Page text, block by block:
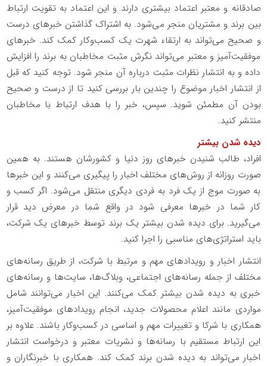
صادقانه و معتبر اعتماد بیشتری دارند و این اعتماد به تقویت ارتباط
بین برند و مشتریان منجر می‌شود. به اشتراک گذاشتن خبرهای درست
و صحیح می‌تواند به ارتقاء شهرت یک کسب‌وکار کمک کند. خبرهای
موفقیت‌آمیز و معتبر می‌تواند نگرش مثبت مخاطبان به برند را افزایش
داده و به انتشار نظرات مثبت درباره آن منجر شود. توجه کنید که قبل
از انتشار اخبار موضوع را چندین بار بررسی کنید تا از درست و صحیح
بودن آن مطمئن شوید. سپس، خبر را با هدف ارتباط با مخاطبان
منتشر کنید.
دیده شدن بیشتر
افراد، طالب شنیدن خبرهای روز دنیا و کشورشان هستند. به همین
صورت روزانه از روش‌های مختلف اخبار را پیگیری می‌کنند و این خبرها
به صورت موج از یک فرد به فردی دیگری منتقل می‌شود. اگر کسب و
کار شما در خبرها معرفی شود در واقع شما در معرض دید قرار
می‌گیرید. برای دیده شدن بیشتر یک برند توسط خبرهای یک شرکت‌،
باید استراتژی‌های مناسبی را اجرا کنید.
انتشار اخبار و رویدادهای مهم و مرتبط با شرکت، از طریق رسانه‌های
مختلف از جمله رسانه‌های اجتماعی، وبلاگ‌ها، ‌سایت‌ها و رسانه‌های
خبری به دیده شدن بیشتر کمک می‌کنند. این اخبار می‌توانند شامل
مواردی مانند اعلام محصولات جدید، انجام رویدادهای موفقیت‌آمیز،
همکاری با شرکا و تغییرات مهم و اساسی در کسب‌وکار باشند. علاوه بر
این ارتباط مستقیم با رسانه‌ها و نشریات معتبر و درخواست انتشار
اخبار می‌تواند به دیده شدن برند کمک کند. همکاری با خبرنگاران و